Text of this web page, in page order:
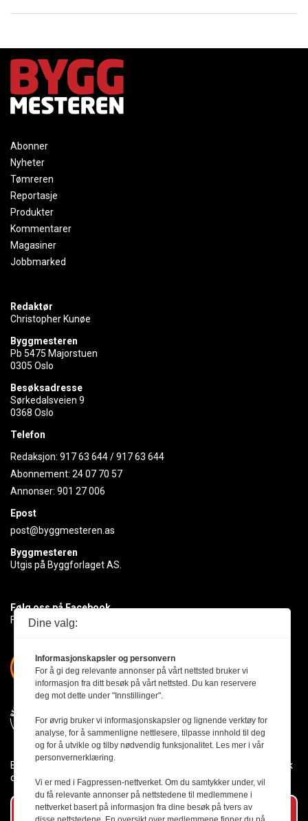
Abonner
Nyheter
Tømreren
Reportasje
Produkter
Kommentarer
Magasiner
Jobbmarked
Redaktør
Christopher Kunøe
Byggmesteren
Pb 5475 Majorstuen
0305 Oslo
Besøksadresse
Sørkedalsveien 9
0368 Oslo
Telefon
Redaksjon: 917 63 644/917 63 644
Abonnement: 24 07 70 57
Annonser: 901 27 006
Epost
post@byggmesteren.as
Byggmesteren
Utgis på Byggforlaget AS.
Følg oss på Facebook
Få med deg det siste innen byggebransjen
Byggmesteren følger Vær Varsom-plakaten og presseetikken slik
den er nedfelt i Redaktørplakaten.
Abonner på vårt nyhetsbrev
Dine valg:
Informasjonskapsler og personvern
For å gi deg relevante annonser på vårt nettsted bruker vi
informasjon fra ditt besøk på vårt nettsted. Du kan reservere
deg mot dette under "Innstillinger".
For øvrig bruker vi informasjonskapsler og lignende verktøy for
analyse, for å sammenligne nettlesere, tilpasse innhold til deg
og for å utvikle og tilby nødvendig funksjonalitet. Les mer i vår
personvernerklæring.
Vi er med i Fagpressen-nettverket. Om du samtykker under, vil
du få relevante annonser på nettstedene til medlemmene i
nettverket basert på informasjon fra dine besøk på tvers av